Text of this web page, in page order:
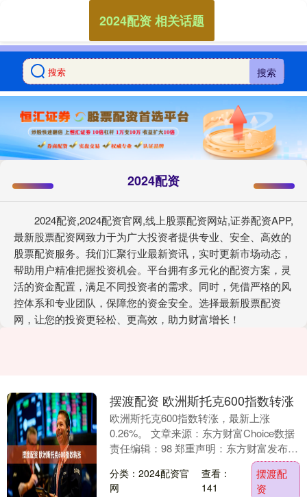
搜索
2024配资
2024配资,2024配资官网,线上股票配资网站,证券配资APP,
最新股票配资网致力于为广大投资者提供专业、安全、高效的
股票配资服务。我们汇聚行业最新资讯，实时更新市场动态，
帮助用户精准把握投资机会。平台拥有多元化的配资方案，灵
活的资金配置，满足不同投资者的需求。同时，凭借严格的风
控体系和专业团队，保障您的资金安全。选择最新股票配资
网，让您的投资更轻松、更高效，助力财富增长！
2024配资 相关话题
摆渡配资 欧洲斯托克600指数转涨
欧洲斯托克600指数转涨，最新上涨
0.26%。 文章来源：东方财富Choice数据
责任编辑：98 郑重声明：东方财富发布此
内容旨在传播更多信息，与本站立场无
关....
分类：2024配资官
网
查看：
141
摆渡配
资